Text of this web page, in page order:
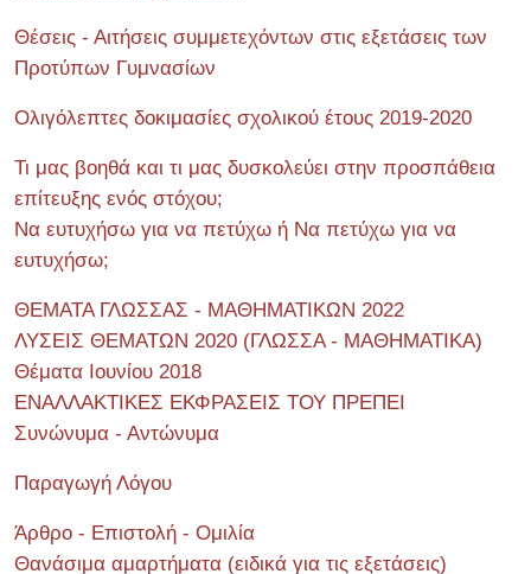
Θέσεις - Αιτήσεις συμμετεχόντων στις εξετάσεις των
Προτύπων Γυμνασίων
Ολιγόλεπτες δοκιμασίες σχολικού έτους 2019-2020
Τι μας βοηθά και τι μας δυσκολεύει στην προσπάθεια
επίτευξης ενός στόχου;
Να ευτυχήσω για να πετύχω ή Να πετύχω για να
ευτυχήσω;
ΘΕΜΑΤΑ ΓΛΩΣΣΑΣ - ΜΑΘΗΜΑΤΙΚΩΝ 2022
ΛΥΣΕΙΣ ΘΕΜΑΤΩΝ 2020 (ΓΛΩΣΣΑ - ΜΑΘΗΜΑΤΙΚΑ)
Θέματα Ιουνίου 2018
ΕΝΑΛΛΑΚΤΙΚΕΣ ΕΚΦΡΑΣΕΙΣ ΤΟΥ ΠΡΕΠΕΙ
Συνώνυμα - Αντώνυμα
Παραγωγή Λόγου
Άρθρο - Επιστολή - Ομιλία
Θανάσιμα αμαρτήματα (ειδικά για τις εξετάσεις)